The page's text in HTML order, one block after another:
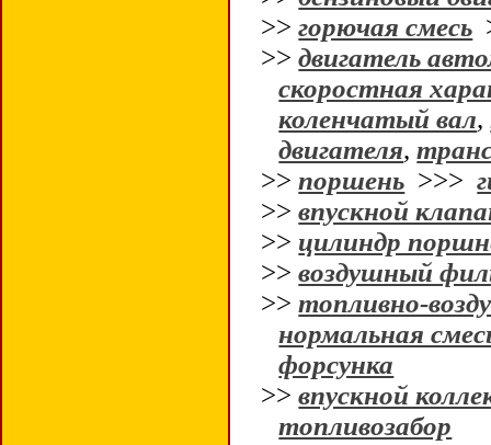
>>горючая смесь
>>двигатель
скоростная
коленчатый вал,
двигателя,
>>поршень >>>
>>впускной
>> цилиндр
>>воздушный
>>топливно-
нормальная
форсунка
>>впускной
топливозабор